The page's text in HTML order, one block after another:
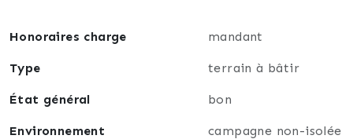
Honoraires charge mandant
Type terrain à bâtir
État général bon
Environnement campagne non-isolée